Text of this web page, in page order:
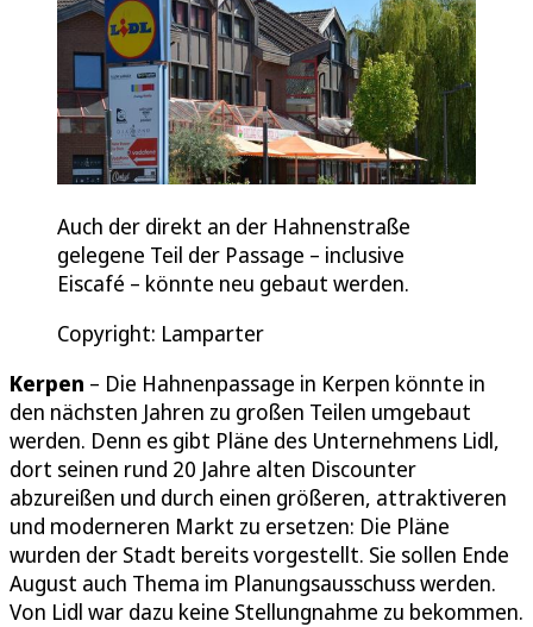
Auch der direkt an der Hahnenstraße
gelegene Teil der Passage – inclusive
Eiscafé – könnte neu gebaut werden.
Copyright: Lamparter
Kerpen – Die Hahnenpassage in Kerpen könnte in
den nächsten Jahren zu großen Teilen umgebaut
werden. Denn es gibt Pläne des Unternehmens Lidl,
dort seinen rund 20 Jahre alten Discounter
abzureißen und durch einen größeren, attraktiveren
und moderneren Markt zu ersetzen: Die Pläne
wurden der Stadt bereits vorgestellt. Sie sollen Ende
August auch Thema im Planungsausschuss werden.
Von Lidl war dazu keine Stellungnahme zu bekommen.